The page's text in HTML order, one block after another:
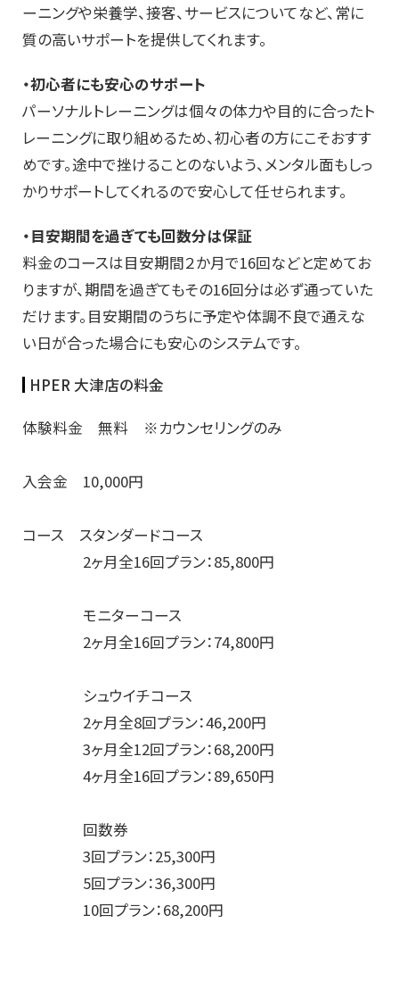
ーニングや栄養学、接客、サービスについてなど、常に
質の高いサポートを提供してくれます。
・初心者にも安心のサポート
パーソナルトレーニングは個々の体力や目的に合ったト
レーニングに取り組めるため、初心者の方にこそおすす
めです。途中で挫けることのないよう、メンタル面もしっ
かりサポートしてくれるので安心して任せられます。
・目安期間を過ぎても回数分は保証
料金のコースは目安期間２か月で16回などと定めてお
りますが、期間を過ぎてもその16回分は必ず通っていた
だけます。目安期間のうちに予定や体調不良で通えな
い日が合った場合にも安心のシステムです。
HPER 大津店の料金
体験料金 無料 ※カウンセリングのみ
入会金 10,000円
コース スタンダードコース
2ヶ月全16回プラン：85,800円
モニターコース
2ヶ月全16回プラン：74,800円
シュウイチコース
2ヶ月全8回プラン：46,200円
3ヶ月全12回プラン：68,200円
4ヶ月全16回プラン：89,650円
回数券
3回プラン：25,300円
5回プラン：36,300円
10回プラン：68,200円